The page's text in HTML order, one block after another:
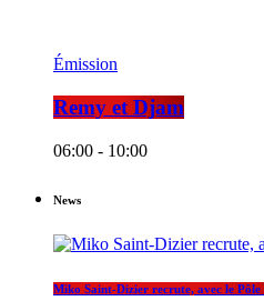
Émission
Remy et Djam
06:00 - 10:00
News
Miko Saint-Dizier recrute, avec le